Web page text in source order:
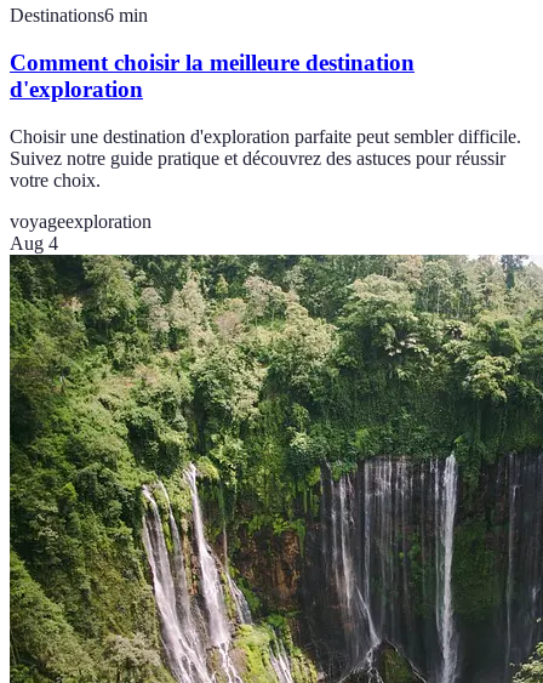
Destinations6 min
Comment choisir la meilleure destination
d'exploration
Choisir une destination d'exploration parfaite peut sembler difficile.
Suivez notre guide pratique et découvrez des astuces pour réussir
votre choix.
voyageexploration
Aug 4